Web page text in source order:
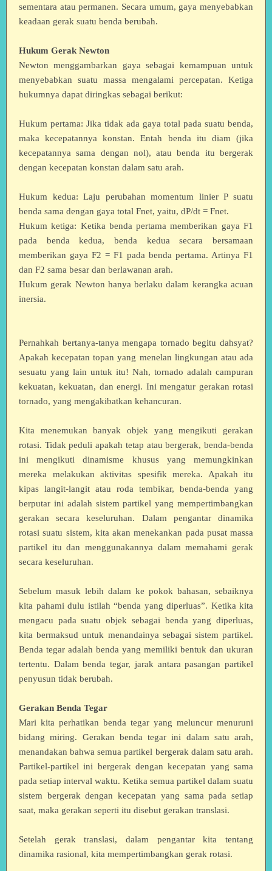
sementara atau permanen. Secara umum, gaya menyebabkan
keadaan gerak suatu benda berubah.
Hukum Gerak Newton
Newton menggambarkan gaya sebagai kemampuan untuk
menyebabkan suatu massa mengalami percepatan. Ketiga
hukumnya dapat diringkas sebagai berikut:
Hukum pertama: Jika tidak ada gaya total pada suatu benda,
maka kecepatannya konstan. Entah benda itu diam (jika
kecepatannya sama dengan nol), atau benda itu bergerak
dengan kecepatan konstan dalam satu arah.
Hukum kedua: Laju perubahan momentum linier P suatu
benda sama dengan gaya total Fnet, yaitu, dP/dt = Fnet.
Hukum ketiga: Ketika benda pertama memberikan gaya F1
pada benda kedua, benda kedua secara bersamaan
memberikan gaya F2 = F1 pada benda pertama. Artinya F1
dan F2 sama besar dan berlawanan arah.
Hukum gerak Newton hanya berlaku dalam kerangka acuan
inersia.
Pernahkah bertanya-tanya mengapa tornado begitu dahsyat?
Apakah kecepatan topan yang menelan lingkungan atau ada
sesuatu yang lain untuk itu! Nah, tornado adalah campuran
kekuatan, kekuatan, dan energi. Ini mengatur gerakan rotasi
tornado, yang mengakibatkan kehancuran.
Kita menemukan banyak objek yang mengikuti gerakan
rotasi. Tidak peduli apakah tetap atau bergerak, benda-benda
ini mengikuti dinamisme khusus yang memungkinkan
mereka melakukan aktivitas spesifik mereka. Apakah itu
kipas langit-langit atau roda tembikar, benda-benda yang
berputar ini adalah sistem partikel yang mempertimbangkan
gerakan secara keseluruhan. Dalam pengantar dinamika
rotasi suatu sistem, kita akan menekankan pada pusat massa
partikel itu dan menggunakannya dalam memahami gerak
secara keseluruhan.
Sebelum masuk lebih dalam ke pokok bahasan, sebaiknya
kita pahami dulu istilah “benda yang diperluas”. Ketika kita
mengacu pada suatu objek sebagai benda yang diperluas,
kita bermaksud untuk menandainya sebagai sistem partikel.
Benda tegar adalah benda yang memiliki bentuk dan ukuran
tertentu. Dalam benda tegar, jarak antara pasangan partikel
penyusun tidak berubah.
Gerakan Benda Tegar
Mari kita perhatikan benda tegar yang meluncur menuruni
bidang miring. Gerakan benda tegar ini dalam satu arah,
menandakan bahwa semua partikel bergerak dalam satu arah.
Partikel-partikel ini bergerak dengan kecepatan yang sama
pada setiap interval waktu. Ketika semua partikel dalam suatu
sistem bergerak dengan kecepatan yang sama pada setiap
saat, maka gerakan seperti itu disebut gerakan translasi.
Setelah gerak translasi, dalam pengantar kita tentang
dinamika rasional, kita mempertimbangkan gerak rotasi.